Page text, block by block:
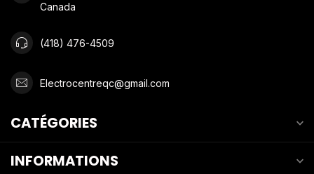
Canada
(418) 476-4509
Electrocentreqc@gmail.com
CATÉGORIES
INFORMATIONS